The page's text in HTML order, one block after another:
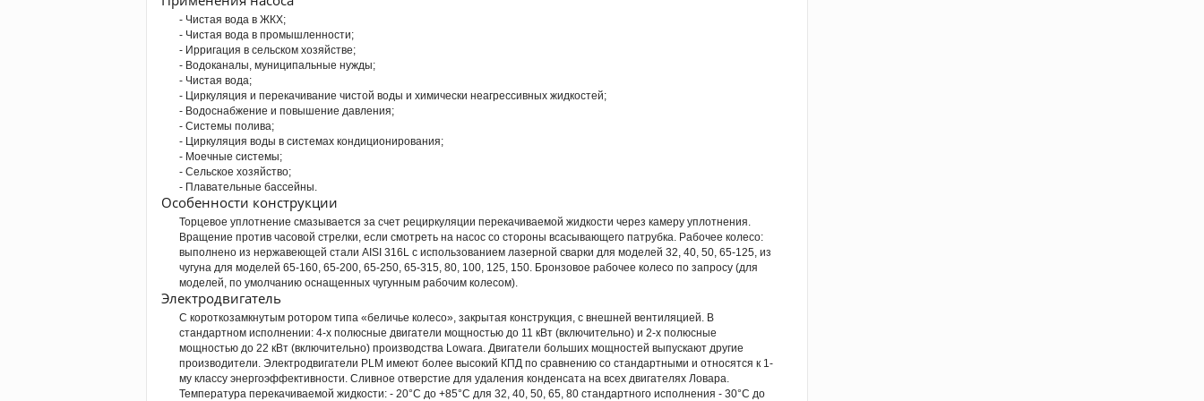
- Чистая вода в ЖКХ;
- Чистая вода в промышленности;
- Ирригация в сельском хозяйстве;
- Водоканалы, муниципальные нужды;
- Чистая вода;
- Циркуляция и перекачивание чистой воды и химически неагрессивных жидкостей;
- Водоснабжение и повышение давления;
- Системы полива;
- Циркуляция воды в системах кондиционирования;
- Моечные системы;
- Сельское хозяйство;
- Плавательные бассейны.
Особенности конструкции
Торцевое уплотнение смазывается за счет рециркуляции перекачиваемой жидкости через камеру уплотнения.
Вращение против часовой стрелки, если смотреть на насос со стороны всасывающего патрубка. Рабочее колесо:
выполнено из нержавеющей стали AISI 316L с использованием лазерной сварки для моделей 32, 40, 50, 65-125, из
чугуна для моделей 65-160, 65-200, 65-250, 65-315, 80, 100, 125, 150. Бронзовое рабочее колесо по запросу (для
моделей, по умолчанию оснащенных чугунным рабочим колесом).
Электродвигатель
С короткозамкнутым ротором типа «беличье колесо», закрытая конструкция, с внешней вентиляцией. В
стандартном исполнении: 4-х полюсные двигатели мощностью до 11 кВт (включительно) и 2-х полюсные
мощностью до 22 кВт (включительно) производства Lowara. Двигатели больших мощностей выпускают другие
производители. Электродвигатели PLМ имеют более высокий КПД по сравнению со стандартными и относятся к 1-
му классу энергоэффективности. Сливное отверстие для удаления конденсата на всех двигателях Ловара.
Температура перекачиваемой жидкости: - 20°C до +85°C для 32, 40, 50, 65, 80 стандартного исполнения - 30°C до